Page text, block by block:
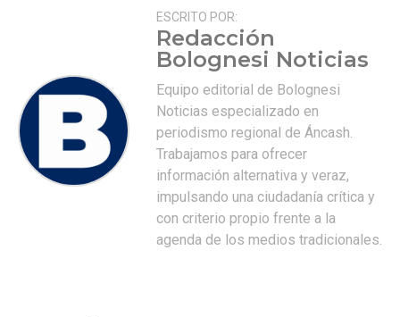
ESCRITO POR:
Redacción
Bolognesi Noticias
Equipo editorial de Bolognesi
Noticias especializado en
periodismo regional de Áncash.
Trabajamos para ofrecer
información alternativa y veraz,
impulsando una ciudadanía crítica y
con criterio propio frente a la
agenda de los medios tradicionales.